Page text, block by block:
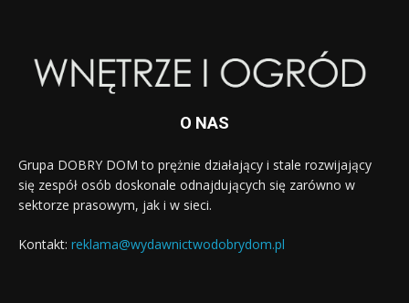
O NAS
Grupa DOBRY DOM to prężnie działający i stale rozwijający
się zespół osób doskonale odnajdujących się zarówno w
sektorze prasowym, jak i w sieci.
Kontakt: reklama@wydawnictwodobrydom.pl